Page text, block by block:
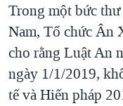
QUAN HỆ VIỆT MỸ
Trong một bức
Nam, Tổ chức Ân
cho rằng Luật An
ngày 1/1/2019,
tế và Hiến pháp